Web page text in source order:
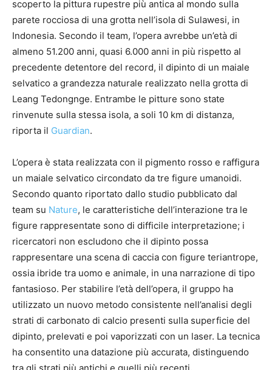
scoperto la pittura rupestre più antica al mondo sulla
parete rocciosa di una grotta nell’isola di Sulawesi, in
Indonesia. Secondo il team, l’opera avrebbe un’età di
almeno 51.200 anni, quasi 6.000 anni in più rispetto al
precedente detentore del record, il dipinto di un maiale
selvatico a grandezza naturale realizzato nella grotta di
Leang Tedongnge. Entrambe le pitture sono state
rinvenute sulla stessa isola, a soli 10 km di distanza,
riporta il Guardian.
L’opera è stata realizzata con il pigmento rosso e raffigura
un maiale selvatico circondato da tre figure umanoidi.
Secondo quanto riportato dallo studio pubblicato dal
team su Nature, le caratteristiche dell’interazione tra le
figure rappresentate sono di difficile interpretazione; i
ricercatori non escludono che il dipinto possa
rappresentare una scena di caccia con figure teriantrope,
ossia ibride tra uomo e animale, in una narrazione di tipo
fantasioso. Per stabilire l’età dell’opera, il gruppo ha
utilizzato un nuovo metodo consistente nell’analisi degli
strati di carbonato di calcio presenti sulla superficie del
dipinto, prelevati e poi vaporizzati con un laser. La tecnica
ha consentito una datazione più accurata, distinguendo